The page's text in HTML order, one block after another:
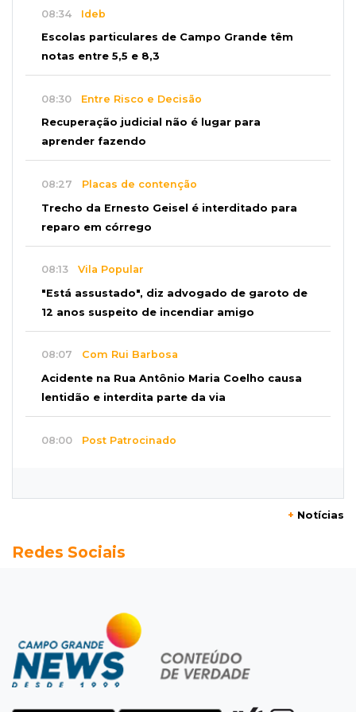
08:34 Ideb
Escolas particulares de Campo Grande têm
notas entre 5,5 e 8,3
08:30 Entre Risco e Decisão
Recuperação judicial não é lugar para
aprender fazendo
08:27 Placas de contenção
Trecho da Ernesto Geisel é interditado para
reparo em córrego
08:13 Vila Popular
"Está assustado", diz advogado de garoto de
12 anos suspeito de incendiar amigo
08:07 Com Rui Barbosa
Acidente na Rua Antônio Maria Coelho causa
lentidão e interdita parte da via
08:00 Post Patrocinado
Do 1º prêmio às dívidas, jogadores relatam
Fomento
Com só 1,3% do crédito de inovação da Finep,
indústria de MS pede espaço
+ Notícias
Redes Sociais